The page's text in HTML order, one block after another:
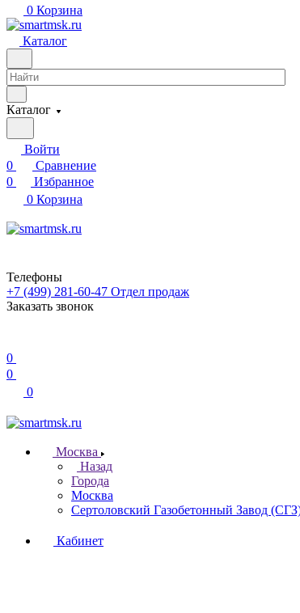
0 Корзина
Каталог
Каталог
Войти
0
Сравнение
0
Избранное
0 Корзина
Телефоны
+7 (499) 281-60-47 Отдел продаж
Заказать звонок
0
0
0
Москва
Назад
Города
Москва
Сертоловский Газобетонный Завод
Кабинет